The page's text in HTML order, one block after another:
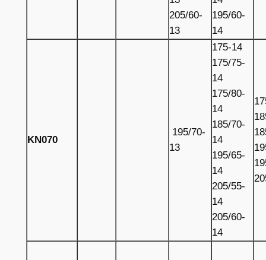
205/60-
13
195/60-
14
KN070
195/70-
13
175-14
175/75-
14
175/80-
14
185/70-
14
195/65-
14
205/55-
14
205/60-
14